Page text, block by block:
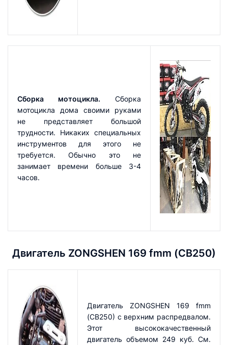
Сборка мотоцикла. Сборка
мотоцикла дома своими руками
не представляет большой
трудности. Никаких специальных
инструментов для этого не
требуется. Обычно это не
занимает времени больше 3-4
часов.
Двигатель ZONGSHEN 169 fmm (CB250)
Двигатель ZONGSHEN 169 fmm
(CB250) с верхним распредвалом.
Этот высококачественный
двигатель объемом 249 куб. См.